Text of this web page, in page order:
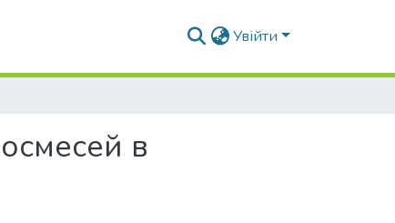
Увійти
в